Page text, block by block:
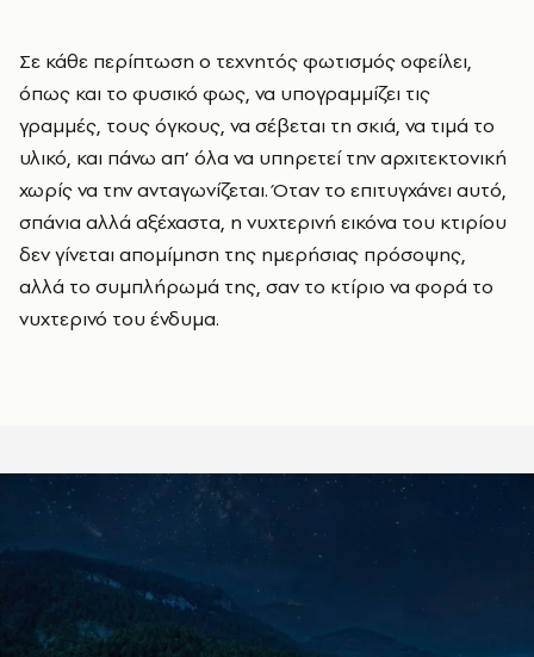
Σε κάθε περίπτωση ο τεχνητός φωτισμός οφείλει,
όπως και το φυσικό φως, να υπογραμμίζει τις
γραμμές, τους όγκους, να σέβεται τη σκιά, να τιμά το
υλικό, και πάνω απ’ όλα να υπηρετεί την αρχιτεκτονική
χωρίς να την ανταγωνίζεται. Όταν το επιτυγχάνει αυτό,
σπάνια αλλά αξέχαστα, η νυχτερινή εικόνα του κτιρίου
δεν γίνεται απομίμηση της ημερήσιας πρόσοψης,
αλλά το συμπλήρωμά της, σαν το κτίριο να φορά το
νυχτερινό του ένδυμα.